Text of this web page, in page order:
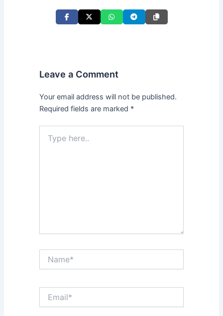
Leave a Comment
Your email address will not be published.
Required fields are marked *
here..